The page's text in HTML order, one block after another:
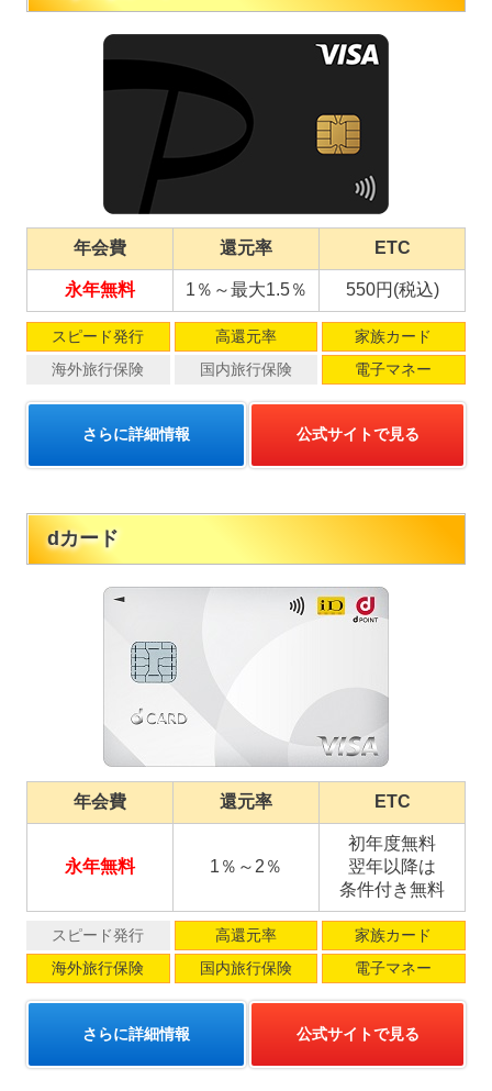
年会費 還元率 ETC
永年無料 1％～最大1.5％ 550円(税込)
スピード発行 高還元率
家族カード
海外旅行保険
国内旅行保険 電子マネー
さらに詳細情報 公式サイトで見る
dカード
年会費 還元率 ETC
永年無料 1％～2％
初年度無料
翌年以降は
条件付き無料
スピード発行 高還元率
家族カード
海外旅行保険
国内旅行保険 電子マネー
さらに詳細情報 公式サイトで見る